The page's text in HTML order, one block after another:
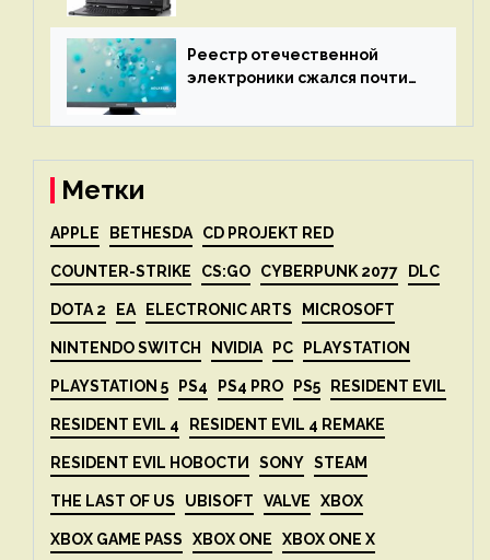
до 3 Тбайт DDR5 и шесть
дисплеев
Реестр отечественной
электроники сжался почти
Метки
APPLE BETHESDA CD PROJEKT RED
COUNTER-STRIKE CS:GO CYBERPUNK 2077 DLC
DOTA 2 EA ELECTRONIC ARTS MICROSOFT
NINTENDO SWITCH NVIDIA PC PLAYSTATION
PLAYSTATION 5 PS4 PS4 PRO PS5 RESIDENT EVIL
RESIDENT EVIL 4 RESIDENT EVIL 4 REMAKE
RESIDENT EVIL НОВОСТИ SONY STEAM
THE LAST OF US UBISOFT VALVE XBOX
XBOX GAME PASS XBOX ONE XBOX ONE X